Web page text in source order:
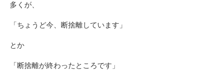
多くが、
「ちょうど今、断捨離しています」
とか
「断捨離が終わったところです」